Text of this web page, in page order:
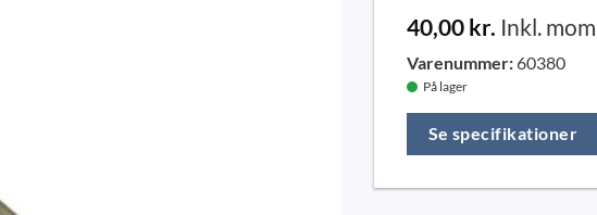
40,00 kr. Inkl.
Varenummer: 60380
På lager
Se specifikationer